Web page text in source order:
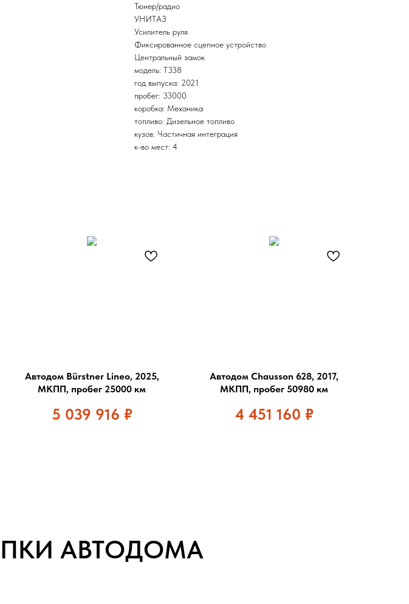
Тюнер/радио
УНИТАЗ
Усилитель руля
Фиксированное сцепное устройство
Центральный замок
модель: T338
год выпуска: 2021
пробег: 33000
коробка: Механика
топливо: Дизельное топливо
кузов: Частичная интеграция
к-во мест: 4
Автодом Bürstner Lineo, 2025,
МКПП, пробег 25000 км
5 039 916 ₽
Автодом Chausson 628, 2017,
МКПП, пробег 50980 км
4 451 160 ₽
АВТОДОМА